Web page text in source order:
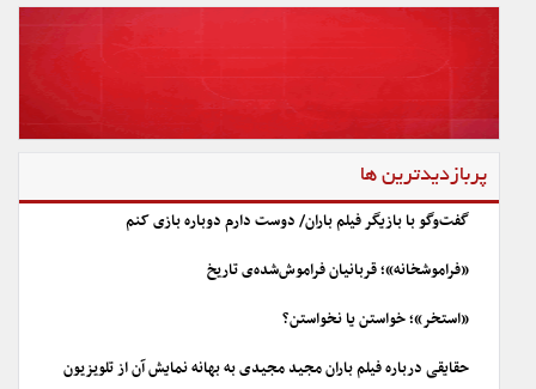
پربازدیدترین ها
گفت‌وگو با بازیگر فیلم باران/ دوست دارم دوباره بازی کنم
«فراموشخانه»؛ قربانیان فراموش‌شده‌ی تاریخ
«استخر»؛ خواستن یا نخواستن؟
حقایقی درباره فیلم باران مجید مجیدی به بهانه نمایش آن از تلویزیون